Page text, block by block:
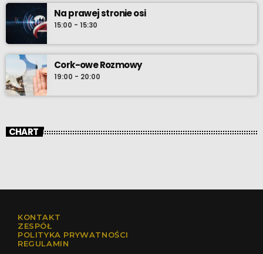
Na prawej stronie osi
15:00 - 15:30
Cork-owe Rozmowy
19:00 - 20:00
CHART
KONTAKT
ZESPÓŁ
POLITYKA PRYWATNOŚCI
REGULAMIN